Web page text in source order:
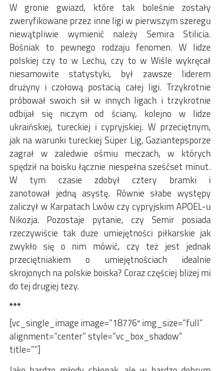
W gronie gwiazd, które tak boleśnie zostały
zweryfikowane przez inne ligi w pierwszym szeregu
niewątpliwie wymienić należy Semira Stilicia.
Bośniak to pewnego rodzaju fenomen. W lidze
polskiej czy to w Lechu, czy to w Wiśle wykręcał
niesamowite statystyki, był zawsze liderem
drużyny i czołową postacią całej ligi. Trzykrotnie
próbował swoich sił w innych ligach i trzykrotnie
odbijał się niczym od ściany, kolejno w lidze
ukraińskiej, tureckiej i cypryjskiej. W przeciętnym,
jak na warunki tureckiej Süper Lig, Gaziantepsporze
zagrał w zaledwie ośmiu meczach, w których
spędził na boisku łącznie niespełna sześćset minut.
W tym czasie zdobył cztery bramki i
zanotował jedną asystę. Równie słabe występy
zaliczył w Karpatach Lwów czy cypryjskim APOEL-u
Nikozja. Pozostaje pytanie, czy Semir posiada
rzeczywiście tak duże umiejętności piłkarskie jak
zwykło się o nim mówić, czy też jest jednak
przeciętniakiem o umiejętnościach idealnie
skrojonych na polskie boiska? Coraz częściej bliżej mi
do tej drugiej tezy.
***
[vc_single_image image=”18776″ img_size=”full”
alignment=”center” style=”vc_box_shadow”
title=””]